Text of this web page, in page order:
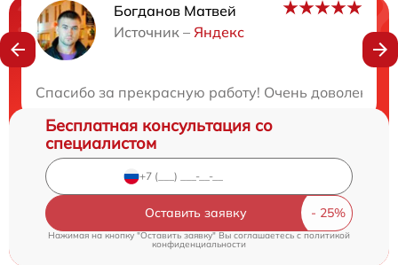
Богданов Матвей
Источник – Яндекс
Спасибо за прекрасную работу! Очень доволен
Нужна консультация?
Бесплатная консультация со
специалистом
Оставить заявку
Нажимая на кнопку "Оставить заявку" Вы соглашаетесь cполитикой
конфиденциальности